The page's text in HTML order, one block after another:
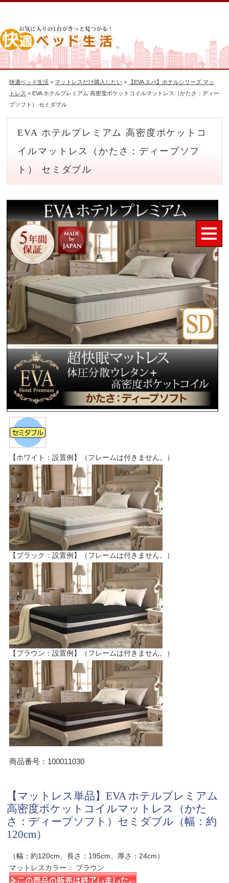
快適ベッド生活 > マットレスだけ購入したい >
【EVA エバ】ホテルシリーズ マッ
トレス > EVA ホテルプレミアム 高密度ポケットコイルマットレス（かたさ：ディー
プソフト） セミダブル
EVA ホテルプレミアム 高密度ポケットコ
イルマットレス（かたさ：ディープソフ
ト） セミダブル
【ホワイト：設置例】（フレームは付きません。）
【ブラック：設置例】（フレームは付きません。）
【ブラウン：設置例】（フレームは付きません。）
商品番号：100011030
【マットレス単品】EVA ホテルプレミアム
高密度ポケットコイルマットレス（かた
さ：ディープソフト）セミダブル（幅：約
120cm）
（幅：約120cm、長さ：195cm、厚さ：24cm）
マットレスカラー： ブラウン